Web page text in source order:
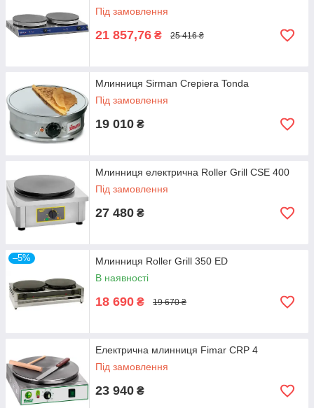
Під замовлення
21 857,76 ₴ 25 416 ₴
Млинниця Sirman Crepiera Tonda
Під замовлення
19 010 ₴
Млинниця електрична Roller Grill CSE 400
Під замовлення
27 480 ₴
–5%
Млинниця Roller Grill 350 ЕD
В наявності
18 690 ₴ 19 670 ₴
Електрична млинниця Fimar CRP 4
Під замовлення
23 940 ₴